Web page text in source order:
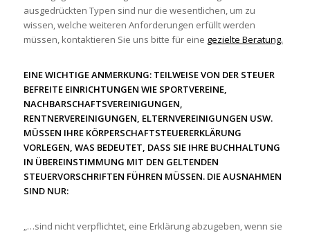
ausgedrückten Typen sind nur die wesentlichen, um zu
wissen, welche weiteren Anforderungen erfüllt werden
müssen, kontaktieren Sie uns bitte für eine gezielte Beratung.
EINE WICHTIGE ANMERKUNG: TEILWEISE VON DER STEUER
BEFREITE EINRICHTUNGEN WIE SPORTVEREINE,
NACHBARSCHAFTSVEREINIGUNGEN,
RENTNERVEREINIGUNGEN, ELTERNVEREINIGUNGEN USW.
MÜSSEN IHRE KÖRPERSCHAFTSTEUERERKLÄRUNG
VORLEGEN, WAS BEDEUTET, DASS SIE IHRE BUCHHALTUNG
IN ÜBEREINSTIMMUNG MIT DEN GELTENDEN
STEUERVORSCHRIFTEN FÜHREN MÜSSEN. DIE AUSNAHMEN
SIND NUR:
„…sind nicht verpflichtet, eine Erklärung abzugeben, wenn sie